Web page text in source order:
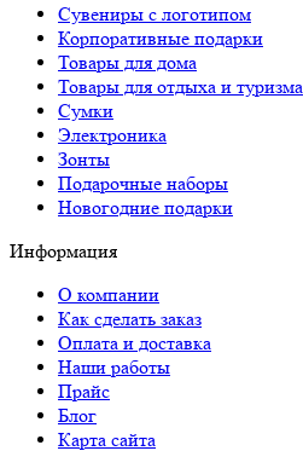
Сувениры с логотипом
Корпоративные подарки
Товары для дома
Товары для отдыха и туризма
Сумки
Электроника
Зонты
Подарочные наборы
Новогодние подарки
Информация
О компании
Как сделать заказ
Оплата и доставка
Наши работы
Прайс
Блог
Карта сайта